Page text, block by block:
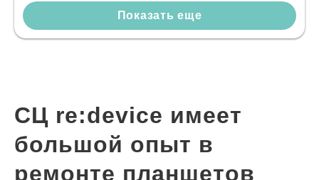
Показать еще
СЦ re:device имеет
большой опыт в
ремонте планшетов